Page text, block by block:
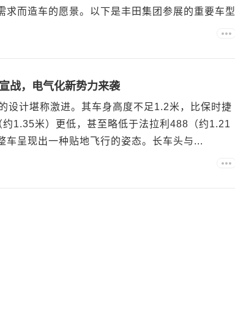
求而造车的愿景。以下是丰田集团参展的重要车型
战，电气化新势力来袭
设计堪称激进。其车身高度不足1.2米，比保时捷
1.35米）更低，甚至略低于法拉利488（约1.21
车呈现出一种贴地飞行的姿态。长车头与...